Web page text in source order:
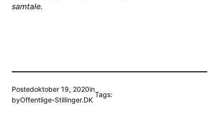
samtale.
Postedoktober 19, 2020in
byOffentlige-Stillinger.DK
Tags: